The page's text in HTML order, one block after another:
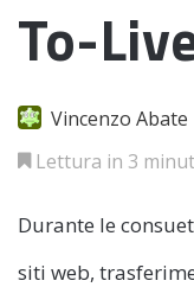
To-
Vincenzo Abate
Lettura in 3
Durante le
siti web,